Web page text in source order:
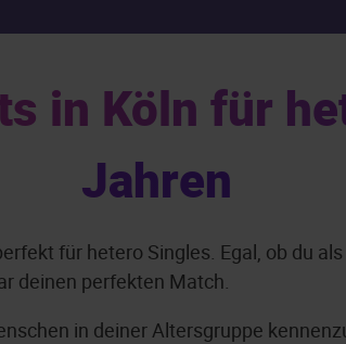
in Köln für
Jahren
für hetero Singles. Egal, ob du
deinen perfekten Match.
in deiner Altersgruppe